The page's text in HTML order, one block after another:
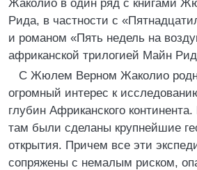
Жаколио в один ряд с книгами
Рида, в частности с
и романом «Пять недель на
африканской трилогией Майн
С Жюлем Верном Жаколио
огромный интерес к
глубин Африканского
там были сделаны крупнейшие
открытия. Причем все эти
сопряжены с немалым риском,